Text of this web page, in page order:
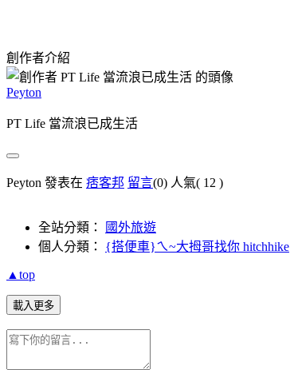
創作者介紹
Peyton
PT Life 當流浪已成生活
Peyton 發表在 痞客邦 留言(0) 人氣( 12 )
全站分類：
國外旅遊
個人分類： {搭便車}ㄟ~大拇哥找你 hitchhike
▲top
載入更多